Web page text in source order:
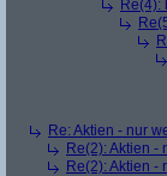
Re(4):
Re: Aktien - nur
Re(2): Aktien -
Re(2): Aktien -